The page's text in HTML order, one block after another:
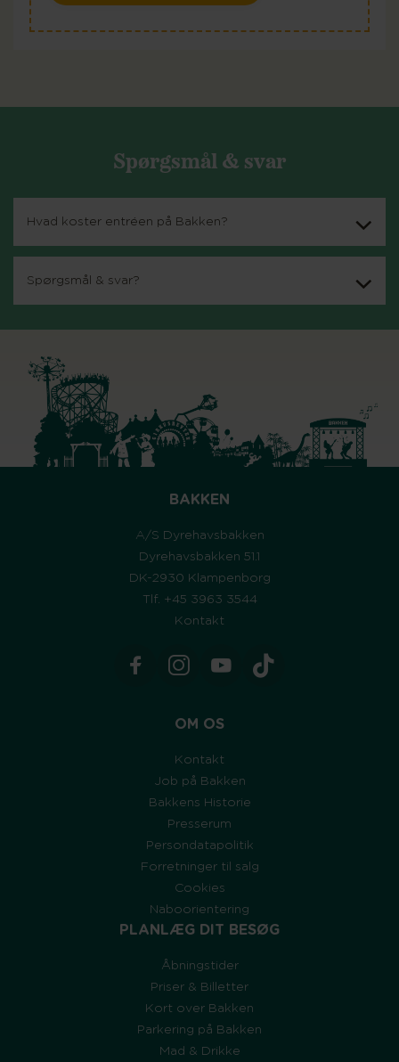
Spørgsmål & svar
Hvad koster entréen på Bakken?
Spørgsmål & svar?
BAKKEN
A/S Dyrehavsbakken
Dyrehavsbakken 51.1
DK-2930 Klampenborg
Tlf. +45 3963 3544
Kontakt
OM OS
Kontakt
Job på Bakken
Bakkens Historie
Presserum
Persondatapolitik
Forretninger til salg
Cookies
Naboorientering
PLANLÆG DIT BESØG
Åbningstider
Priser & Billetter
Kort over Bakken
Parkering på Bakken
Mad & Drikke